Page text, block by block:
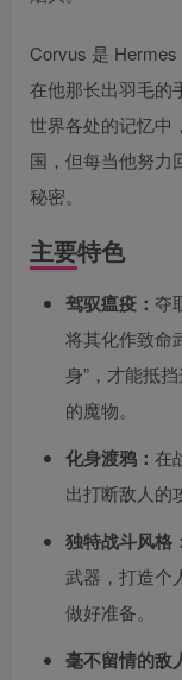
Corvus 是
在他那长出羽毛的
世界各处的记忆中
国，但每当他努力
秘密。
主要特色
驾驭瘟疫： 夺
将其化作致命
身”，才能抵
的魔物。
化身渡鸦： 在
出打断敌人的
独特战斗风格：
武器，打造个
做好准备。
毫不留情的敌